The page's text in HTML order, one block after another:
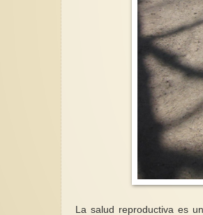
La salud reproductiva es